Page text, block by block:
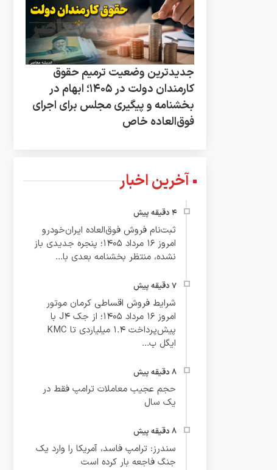
جدیدترین وضعیت ترمیم حقوق
کارمندان دولت در ۱۴۰۵؛ ابهام در
بخشنامه و پیگیری مجلس برای اجرای
فوق‌العاده خاص
آخرین اخبار
ثبت‌نام فروش فوق‌العاده ایران‌خودرو
امروز ۱۶ مرداد ۱۴۰۵؛ پنجره جدیدی باز
نشده، منتظر بخشنامه بعدی با...
شرایط فروش اقساطی کرمان موتور
امروز ۱۶ مرداد ۱۴۰۵؛ از جک J4 با
پیش‌پرداخت ۱.۴ میلیاردی تا KMC
ایگل ب...
حجم عجیب معاملات ترامپ فقط در
یک سال
سندرز: ترامپ فاسد، آمریکا را وارد یک
جنگ فاجعه بار کرده است